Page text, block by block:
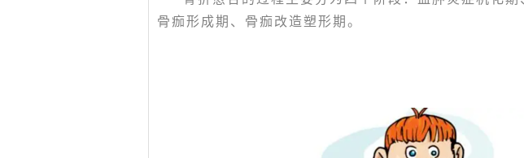
骨痂形成期、骨痂改造塑形期。